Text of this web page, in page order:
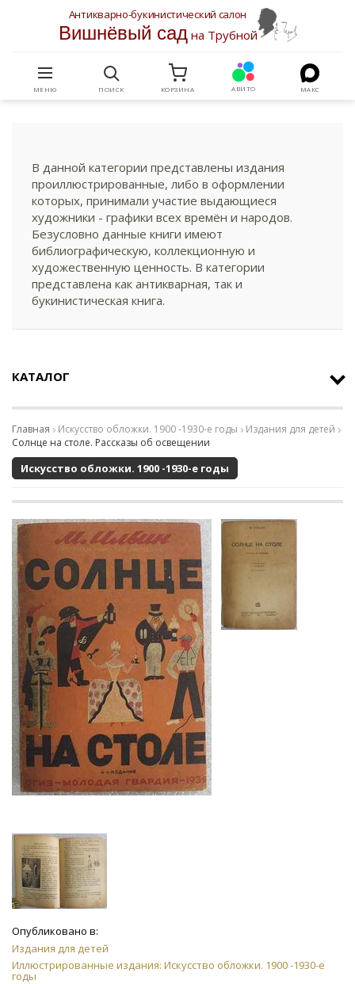
Антикварно-букинистический салон
Вишнёвый садна Трубной
МЕНЮ ПОИСК КОРЗИНА АВИТО МАКС
В данной категории представлены издания
проиллюстрированные, либо в оформлении
которых, принимали участие выдающиеся
художники - графики всех времён и народов.
Безусловно данные книги имеют
библиографическую, коллекционную и
художественную ценность. В категории
представлена как антикварная, так и
букинистическая книга.
КАТАЛОГ
Главная Искусство обложки. 1900 -1930-е годы
Издания для детей
Солнце на столе. Рассказы об освещении
Искусство обложки. 1900 -1930-е годы
Опубликовано в:
Издания для детей
Иллюстрированные издания: Искусство обложки. 1900 -1930-е
годы